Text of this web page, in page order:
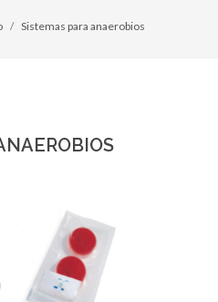
Sistemas para anaerobios